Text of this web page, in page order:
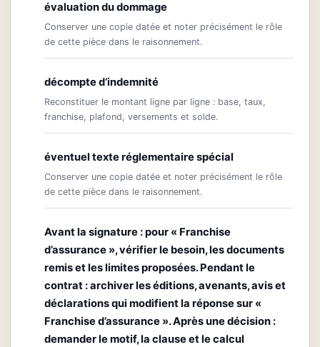
évaluation du dommage
Conserver une copie datée et noter précisément le rôle
de cette pièce dans le raisonnement.
décompte d’indemnité
Reconstituer le montant ligne par ligne : base, taux,
franchise, plafond, versements et solde.
éventuel texte réglementaire spécial
Conserver une copie datée et noter précisément le rôle
de cette pièce dans le raisonnement.
Avant la signature : pour « Franchise
d’assurance », vérifier le besoin, les documents
remis et les limites proposées. Pendant le
contrat : archiver les éditions, avenants, avis et
déclarations qui modifient la réponse sur «
Franchise d’assurance ». Après une décision :
demander le motif, la clause et le calcul